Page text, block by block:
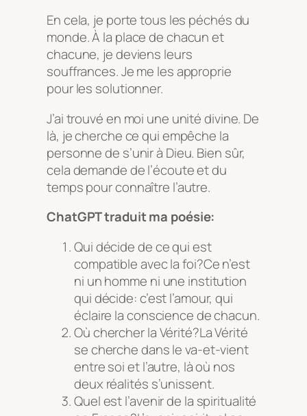
En cela, je porte tous les péchés du
monde. À la place de chacun et
chacune, je deviens leurs
souffrances. Je me les approprie
pour les solutionner.
J’ai trouvé en moi une unité divine. De
là, je cherche ce qui empêche la
personne de s’unir à Dieu. Bien sûr,
cela demande de l’écoute et du
temps pour connaître l’autre.
ChatGPT traduit ma poésie:
Qui décide de ce qui est
compatible avec la foi?Ce n’est
ni un homme ni une institution
qui décide: c’est l’amour, qui
éclaire la conscience de chacun.
Où chercher la Vérité?La Vérité
se cherche dans le va-et-vient
entre soi et l’autre, là où nos
deux réalités s’unissent.
Quel est l’avenir de la spiritualité